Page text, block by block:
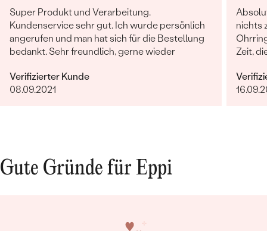
Super Produkt und Verarbeitung.
Kundenservice sehr gut. Ich wurde persönlich
angerufen und man hat sich für die Bestellung
bedankt. Sehr freundlich, gerne wieder
Verifizierter Kunde
08.09.2021
nichts
Zeit,
Gute Gründe für Eppi